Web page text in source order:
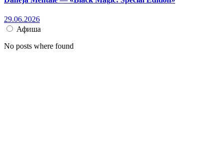
29.06.2026
Афиша
No posts where found